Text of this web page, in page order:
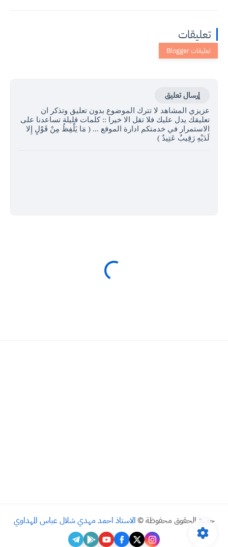
تعليقات
إرسال تعليق
عزيزي المشاهد لا تترك الموضوع بدون تعليق وتذكر ان
تعليقك يدل عليك فلا تقل الا خيرا :: كلمات قليلة تساعدنا على
الاستمرار في خدمتكم ادارة الموقع ... ( مَا يَلْفِظُ مِنْ قَوْلٍ إِلا
لَدَيْهِ رَقِيبٌ عَتِيدٌ )
جميع الحقوق محفوظة © الاستاذ احمد مهدي شلال عباس المهداوي